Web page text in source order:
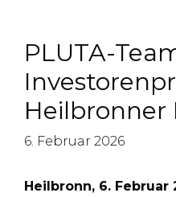
PLUTA-
Heilbronner
6. Februar 2026
Heilbronn, 6. Februar